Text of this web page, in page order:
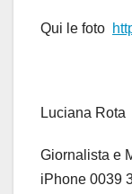
Qui le foto
Luciana Rota
Giornalista e
iPhone 0039